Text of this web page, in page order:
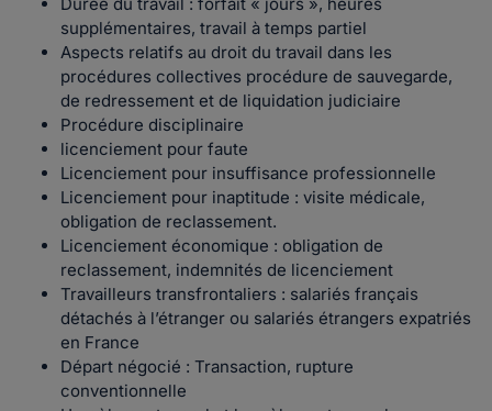
supplémentaires, travail à temps partiel
Aspects relatifs au droit du travail dans les
procédures collectives procédure de sauvegarde,
de redressement et de liquidation judiciaire
Procédure disciplinaire
licenciement pour faute
Licenciement pour insuffisance professionnelle
Licenciement pour inaptitude : visite médicale,
obligation de reclassement.
Licenciement économique : obligation de
reclassement, indemnités de licenciement
Travailleurs transfrontaliers : salariés français
détachés à l’étranger ou salariés étrangers expatriés
en France
Départ négocié : Transaction, rupture
conventionnelle